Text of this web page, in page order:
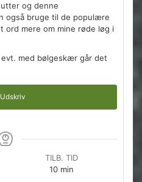
og denne
også bruge til de populære
ord mere om mine røde løg i
med bølgeskær går det
Udskriv
TILB. TID
10minutter
min